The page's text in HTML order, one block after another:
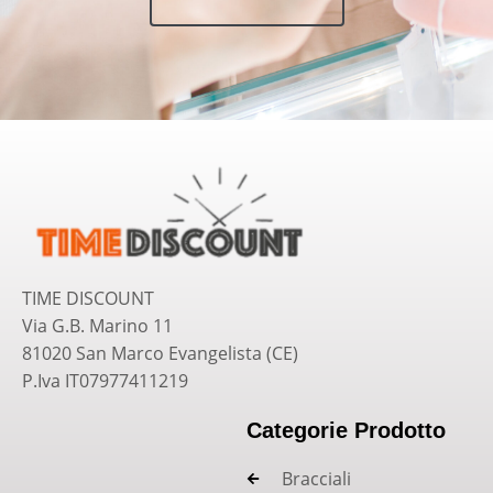
TIME DISCOUNT
Via G.B. Marino 11
81020 San Marco Evangelista (CE)
P.Iva IT07977411219
Categorie Prodotto
Bracciali